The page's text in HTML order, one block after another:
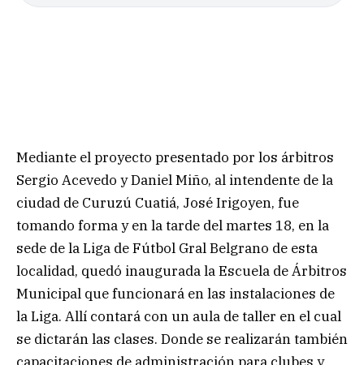
Mediante el proyecto presentado por los árbitros
Sergio Acevedo y Daniel Miño, al intendente de la
ciudad de Curuzú Cuatiá, José Irigoyen, fue
tomando forma y en la tarde del martes 18, en la
sede de la Liga de Fútbol Gral Belgrano de esta
localidad, quedó inaugurada la Escuela de Árbitros
Municipal que funcionará en las instalaciones de
la Liga. Allí contará con un aula de taller en el cual
se dictarán las clases. Donde se realizarán también